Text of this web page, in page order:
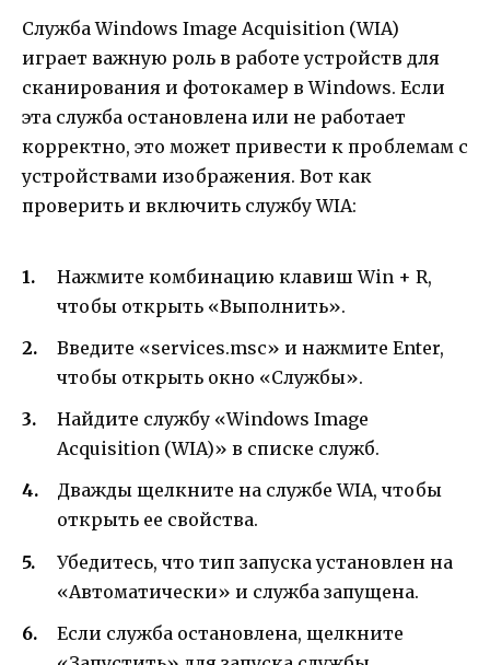
Служба Windows Image Acquisition (WIA)
играет важную роль в работе устройств для
сканирования и фотокамер в Windows. Если
эта служба остановлена или не работает
корректно, это может привести к проблемам с
устройствами изображения. Вот как
проверить и включить службу WIA:
Нажмите комбинацию клавиш Win + R,
чтобы открыть «Выполнить».
Введите «services.msc» и нажмите Enter,
чтобы открыть окно «Службы».
Найдите службу «Windows Image
Acquisition (WIA)» в списке служб.
Дважды щелкните на службе WIA, чтобы
открыть ее свойства.
Убедитесь, что тип запуска установлен на
«Автоматически» и служба запущена.
Если служба остановлена, щелкните